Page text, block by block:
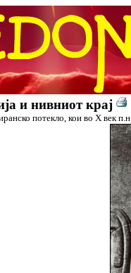
и нивниот крај
потекло, кои во X век